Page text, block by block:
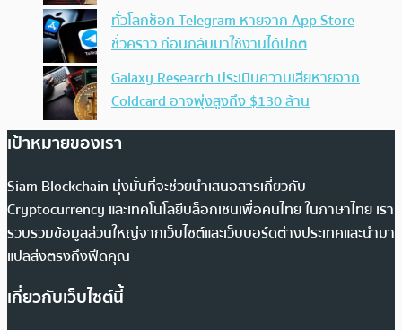
ทั่วโลกช็อก Telegram หายจาก App Store
ชั่วคราว ก่อนกลับมาใช้งานได้ปกติ
Galaxy Research ประเมินความเสียหายจาก
Coldcard อาจพุ่งสูงถึง $130 ล้าน
เป้าหมายของเรา
Siam Blockchain มุ่งมั่นที่จะช่วยนำเสนอสารเกี่ยวกับ
Cryptocurrency และเทคโนโลยีบล็อกเชนเพื่อคนไทย ในภาษาไทย เรา
รวบรวมข้อมูลส่วนใหญ่จากเว็บไซต์และเว็บบอร์ดต่างประเทศและนำมา
แปลส่งตรงถึงฟีดคุณ
เกี่ยวกับเว็บไซต์นี้